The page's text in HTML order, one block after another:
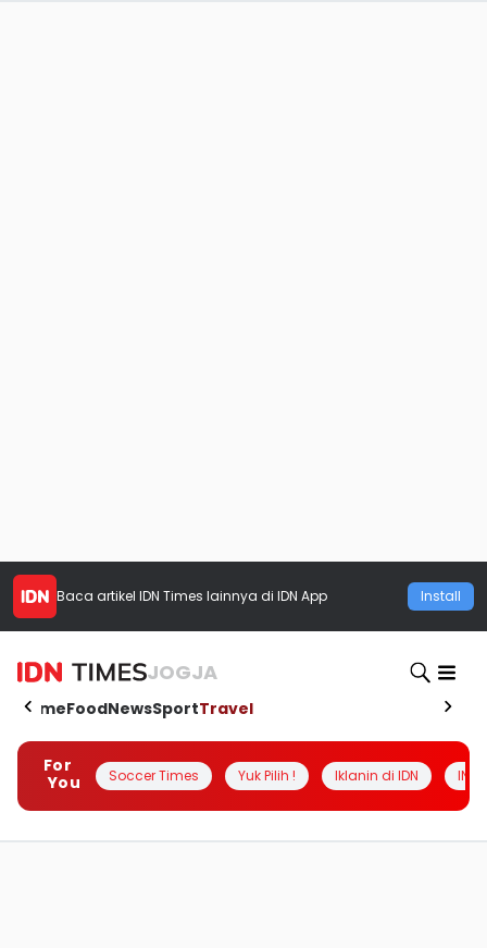
Baca artikel IDN Times lainnya di IDN App Install
JOGJA
HomeFoodNewsSportTravel
For
You
Soccer Times Yuk Pilih ! Iklanin di IDN